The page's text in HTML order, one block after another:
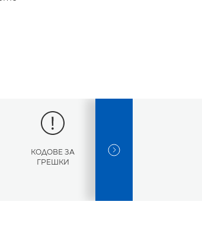
КОДОВЕ ЗА
ГРЕШКИ
СПЕЦИФИКАЦИИ
NEXT SLIDE